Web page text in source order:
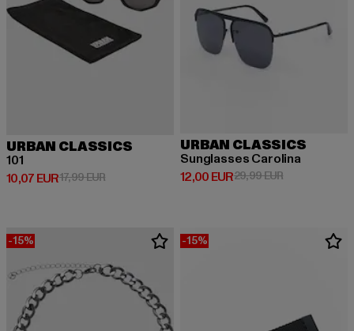
URBAN CLASSICS
101
10,07 EUR
Derzeitiger Preis: 10,07 EUR
17,99 EURAktionspreis: 17,99 EUR
URBAN CLASSICS
Sunglasses Carolina
12,00 EUR
Derzeitiger Preis: 12,00 EUR
29,99 EURAktionspreis:
-15% -15%